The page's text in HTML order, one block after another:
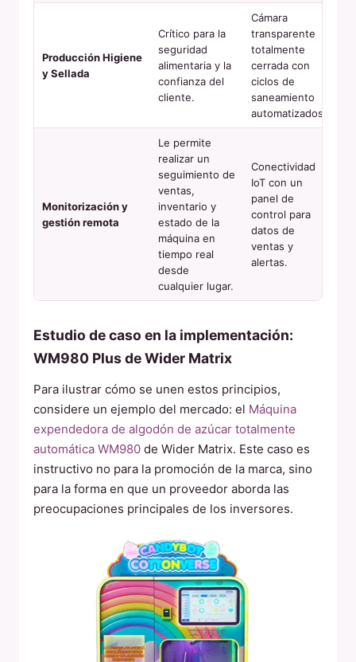
Producción Higiene
y Sellada
Crítico para la
seguridad
alimentaria y la
confianza del
cliente.
Cámara
transparente
totalmente
cerrada con
ciclos de
saneamiento
automatizados.
Monitorización y
gestión remota
Le permite
realizar un
seguimiento de
ventas,
inventario y
estado de la
máquina en
tiempo real
desde
cualquier lugar.
Conectividad
IoT con un
panel de
control para
datos de
ventas y
alertas.
Estudio de caso en la implementación:
WM980 Plus de Wider Matrix
Para ilustrar cómo se unen estos principios,
considere un ejemplo del mercado: el Máquina
expendedora de algodón de azúcar totalmente
automática WM980 de Wider Matrix. Este caso es
instructivo no para la promoción de la marca, sino
para la forma en que un proveedor aborda las
preocupaciones principales de los inversores.